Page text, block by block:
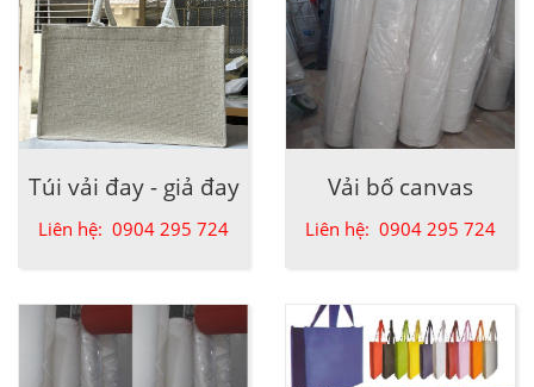
Túi vải đay - giả đay
Liên hệ: 0904 295 724
Vải bố canvas
Liên hệ: 0904 295 724